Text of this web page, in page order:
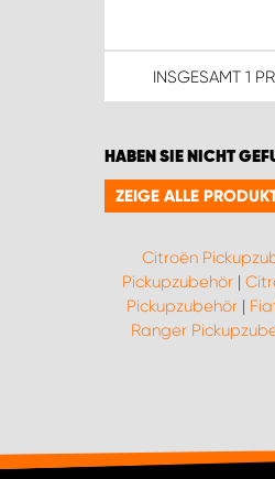
INSGESAMT 1
HABEN SIE NICHT
ZEIGE ALLE
Citroën
Pickupzubehör|
Pickupzubehör |
Ranger